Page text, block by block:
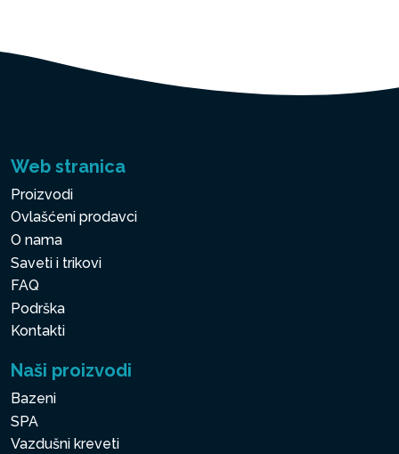
Web stranica
Proizvodi
Ovlašćeni prodavci
O nama
Saveti i trikovi
FAQ
Podrška
Kontakti
Naši proizvodi
Bazeni
SPA
Vazdušni kreveti